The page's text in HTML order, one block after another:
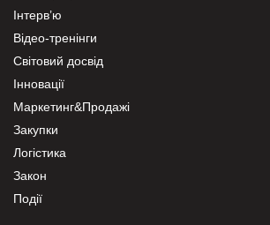
Інтерв’ю
Відео-тренінги
Світовий досвід
Інновації
Маркетинг&Продажі
Закупки
Логістика
Закон
Події